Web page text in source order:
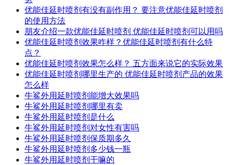
优能佳延时喷剂有没有副作用？ 要注意优能佳延时喷剂
的使用方法
朋友介绍一款优能佳延时喷剂 优能佳延时喷剂可以用吗
优能佳延时喷剂效果咋样？优能佳延时喷剂有什么特
点？
优能佳延时喷剂效果怎么样？ 五方面来说它的实际效果
优能佳延时喷剂哪里生产的 优能佳延时喷剂产品的效果
怎么样
牛鲨外用延时喷剂能增大效果吗
牛鲨外用延时喷剂哪里有卖
牛鲨外用延时喷剂是什么
牛鲨外用延时喷剂对女性有害吗
牛鲨外用延时喷剂保质期多久
牛鲨外用延时喷剂多少钱一瓶
牛鲨外用延时喷剂干嘛的